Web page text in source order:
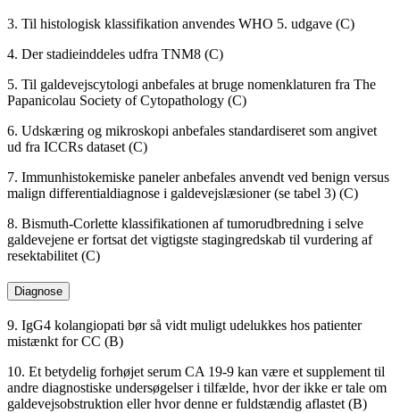
3. Til histologisk klassifikation anvendes WHO 5. udgave (C)
4. Der stadieinddeles udfra TNM8 (C)
5. Til galdevejscytologi anbefales at bruge nomenklaturen fra The
Papanicolau Society of Cytopathology (C)
6. Udskæring og mikroskopi anbefales standardiseret som angivet
ud fra ICCRs dataset (C)
7. Immunhistokemiske paneler anbefales anvendt ved benign versus
malign differentialdiagnose i galdevejslæsioner (se tabel 3) (C)
8. Bismuth-Corlette klassifikationen af tumorudbredning i selve
galdevejene er fortsat det vigtigste stagingredskab til vurdering af
resektabilitet (C)
Diagnose
9. IgG4 kolangiopati bør så vidt muligt udelukkes hos patienter
mistænkt for CC (B)
10. Et betydelig forhøjet serum CA 19-9 kan være et supplement til
andre diagnostiske undersøgelser i tilfælde, hvor der ikke er tale om
galdevejsobstruktion eller hvor denne er fuldstændig aflastet (B)